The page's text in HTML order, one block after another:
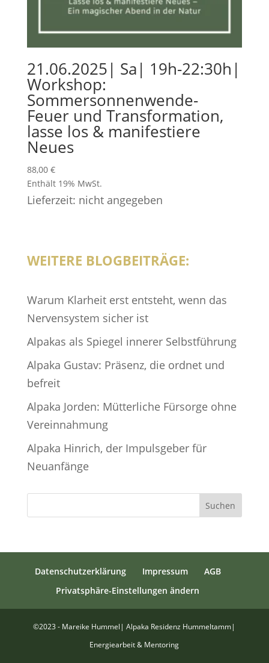
21.06.2025| Sa| 19h-22:30h|
Workshop:
Sommersonnenwende-
Feuer und Transformation,
lasse los & manifestiere
Neues
88,00 €
Enthält 19% MwSt.
Lieferzeit: nicht angegeben
WEITERE BLOGBEITRÄGE:
Warum Klarheit erst entsteht, wenn das
Nervensystem sicher ist
Alpakas als Spiegel innerer Selbstführung
Alpaka Gustav: Präsenz, die ordnet und
befreit
Alpaka Jorden: Mütterliche Fürsorge ohne
Vereinnahmung
Alpaka Hinrich, der Impulsgeber für
Neuanfänge
Suchen
Datenschutzerklärung Impressum
AGB
Privatsphäre-Einstellungen ändern
©2023 - Mareike Hummel| Alpaka Residenz Hummeltamm|
Energiearbeit & Mentoring